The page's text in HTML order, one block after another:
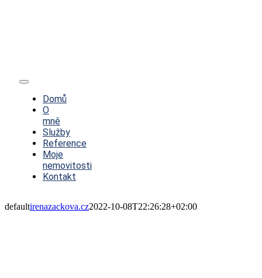
Toggle
NavigationDomů
O
mně
Služby
Reference
Moje
nemovitosti
Kontakt
defaultirenazackova.cz2022-10-08T22:26:28+02:00